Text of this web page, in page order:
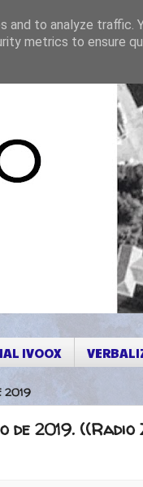
IVOOX
2019
de 2019.
to analyze traffic.
metrics to ensure